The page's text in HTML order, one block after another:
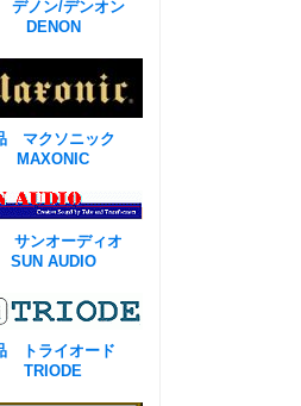
デノン/デンオン
DENON
マクソニック
MAXONIC
サンオーディオ
SUN AUDIO
トライオード
TRIODE